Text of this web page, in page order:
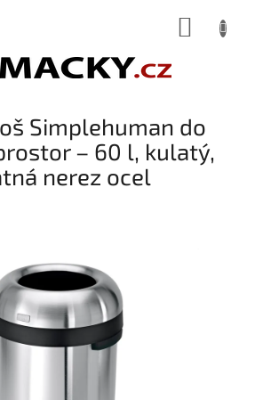
Simplehuman do
– 60 l, kulatý,
nerez ocel